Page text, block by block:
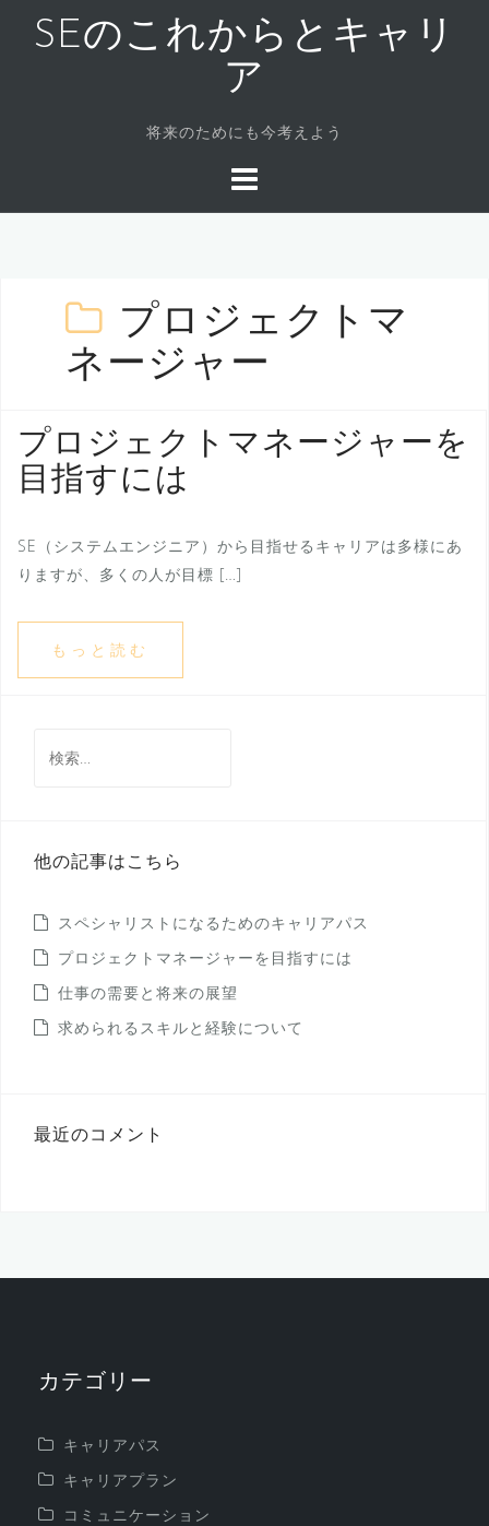
キ
SEのこれからとキャリ
ア
将来のためにも今考えよう
プロジェクトマ
ネージャー
プロジェクトマネージャーを
目指すには
SE（システムエンジニア）から目指せるキャリアは多様にあ
りますが、多くの人が目標 […]
もっと読む
索:
他の記事はこちら
スペシャリストになるためのキャリアパス
プロジェクトマネージャーを目指すには
仕事の需要と将来の展望
求められるスキルと経験について
最近のコメント
カテゴリー
キャリアパス
キャリアプラン
コミュニケーション